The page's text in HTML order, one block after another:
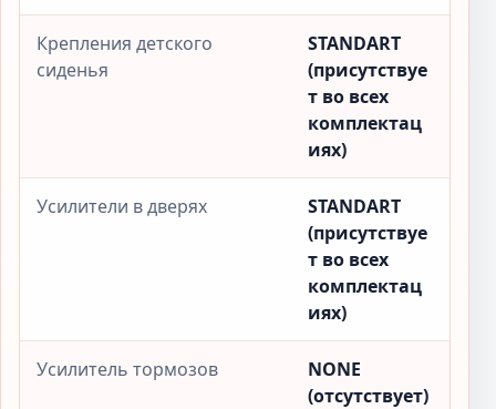
Крепления детского
сиденья
STANDART
(присутствуе
т во всех
комплектац
иях)
Усилители в дверях
STANDART
(присутствуе
т во всех
комплектац
иях)
Усилитель тормозов
NONE
(отсутствует)